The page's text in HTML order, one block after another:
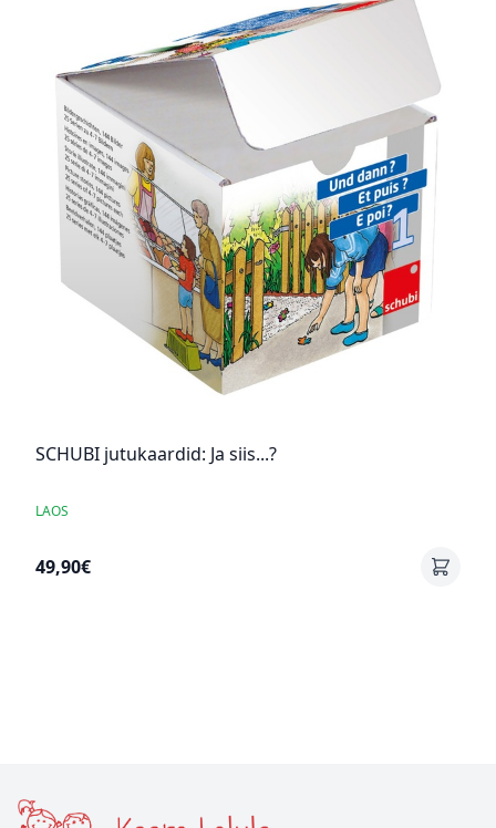
SCHUBI jutukaardid: Ja siis...?
LAOS
49,90€